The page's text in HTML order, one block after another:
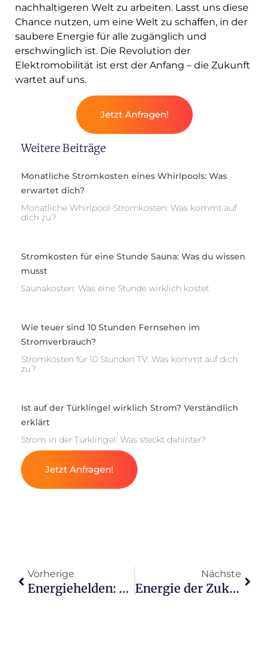
nachhaltigeren Welt zu arbeiten. Lasst uns diese
Chance nutzen, um eine Welt zu schaffen, in der
saubere Energie für alle zugänglich und
erschwinglich ist. Die Revolution der
Elektromobilität ist erst der Anfang – die Zukunft
wartet auf uns.
Jetzt Anfragen!
Weitere Beiträge
Monatliche Stromkosten eines Whirlpools: Was
erwartet dich?
Monatliche Whirlpool-Stromkosten: Was kommt auf
dich zu?
Stromkosten für eine Stunde Sauna: Was du wissen
musst
Saunakosten: Was eine Stunde wirklich kostet
Wie teuer sind 10 Stunden Fernsehen im
Stromverbrauch?
Stromkosten für 10 Stunden TV: Was kommt auf dich
zu?
Ist auf der Türklingel wirklich Strom? Verständlich
erklärt
Strom in der Türklingel: Was steckt dahinter?
Jetzt Anfragen!
Vorherige
Energiehelden: Die sparsamsten Gefrierkombis entdecken
Nächste
Energie der Zukunft: Was kostet 1 kWh Strom 2025?